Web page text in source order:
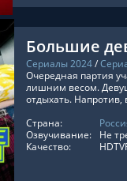
Большие
Сериалы 2024/
Очередная партия
лишним весом.
отдыхать.
Страна:
Озвучивание:
Не
Качество: